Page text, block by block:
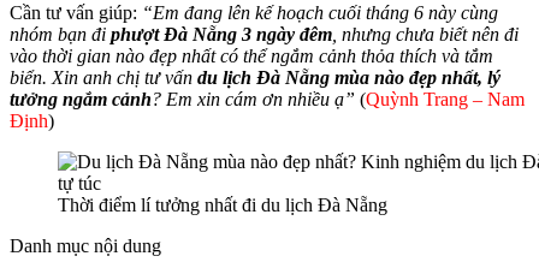
Cần tư vấn giúp: “Em đang lên kế hoạch cuối tháng 6 này cùng
nhóm bạn đi phượt Đà Nẵng 3 ngày đêm , nhưng chưa biết nên đi
vào thời gian nào đẹp nhất có thể ngắm cảnh thỏa thích và tắm
biển. Xin anh chị tư vấn du lịch Đà Nẵng mùa nào đẹp nhất, lý
tưởng ngắm cảnh? Em xin cám ơn nhiều ạ” (Quỳnh Trang – Nam
Định)
Thời điểm lí tưởng nhất đi du lịch Đà Nẵng
Danh mục nội dung